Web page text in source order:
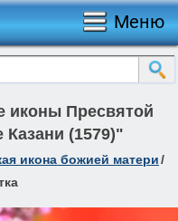
Меню
иконы Пресвятой
(1579)"
икона божией матери/